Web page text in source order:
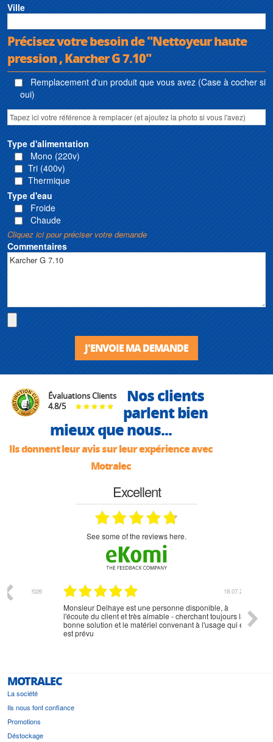
Ville
Précisez votre besoin de "Nettoyeur haute
pression , Karcher G 7.10"
Remplacement d'un produit que vous avez (Case à cocher si
oui)
Type d'alimentation
Mono (220v)
Tri (400v)
Thermique
Type d'eau
Froide
Chaude
Cliquez ici pour préciser votre demande
Commentaires
J'ENVOIE MA DEMANDE
Évaluations Clients
4.8/5
Nos clients
parlent bien
mieux que nous...
Ils donnent leur avis sur leur expérience avec
Motralec
Excellent
see some of the reviews here.
18.07.2026
Monsieur Delhaye est une personne disponible, à
l'écoute du client et très aimable - cherchant toujours la
bonne solution et le matériel convenant à l'usage qui en
est prévu
MOTRALEC
La société
Ils nous font confiance
Promotions
Déstockage